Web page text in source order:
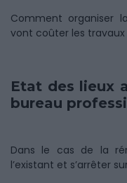
Comment organiser
vont coûter les travaux
Etat des lieux
bureau
Dans le cas de la
l’existant et s’arrêter